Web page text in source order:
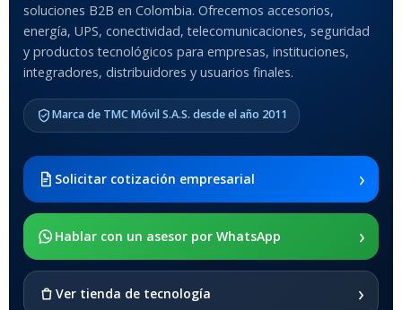
Anti-Shock
MODELO DE TABLETS
COMPATIBLES
2021 SM-x200 / Samsung
Galaxy Tab A8 10.5 2021 SM-
x205
SOPORTE DE APOYO
soluciones B2B en Colombia. Ofrecemos accesorios,
energía, UPS, conectividad, telecomunicaciones, seguridad
y productos tecnológicos para empresas, instituciones,
integradores, distribuidores y usuarios finales.
Marca de TMC Móvil S.A.S. desde el año 2011
Solicitar cotización empresarial ›
Hablar con un asesor por WhatsApp ›
Ver tienda de tecnología ›